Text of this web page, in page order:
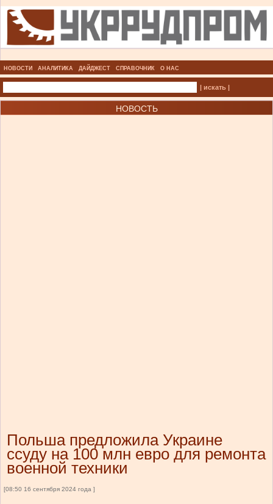
НОВОСТИ АНАЛИТИКА ДАЙДЖЕСТ СПРАВОЧНИК О НАС
| искать |
НОВОСТЬ
Польша предложила Украине
ссуду на 100 млн евро для ремонта
военной техники
[08:50 16 сентября 2024 года ]